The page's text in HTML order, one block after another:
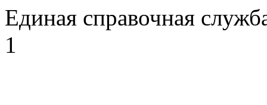
Единая справочная
1